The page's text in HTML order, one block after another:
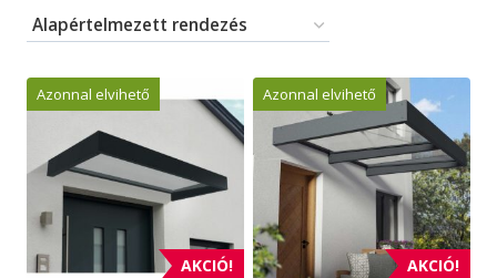
AKCIÓ!
Azonnal elvihető
AKCIÓ!
Azonnal elvihető